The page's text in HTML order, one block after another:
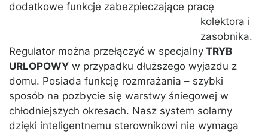
dodatkowe funkcje zabezpieczające pracę
kolektora i
zasobnika.
Regulator można przełączyć w specjalny TRYB
URLOPOWY w przypadku dłuższego wyjazdu z
domu. Posiada funkcję rozmrażania – szybki
sposób na pozbycie się warstwy śniegowej w
chłodniejszych okresach. Nasz system solarny
dzięki inteligentnemu sterownikowi nie wymaga